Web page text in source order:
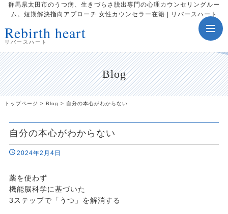
群馬県太田市のうつ病、生きづらさ脱出専門の心理カウンセリングルー
ム。短期解決指向アプローチ 女性カウンセラー在籍 | リバースハート
Rebirth heart
リバースハート
Blog
トップページ > Blog > 自分の本心がわからない
自分の本心がわからない
2024年2月4日
薬を使わず
機能脳科学に基づいた
3ステップで「うつ」を解消する
toggle